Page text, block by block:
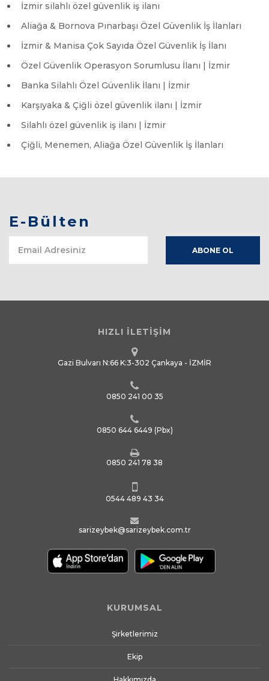
İzmir silahlı özel güvenlik iş ilanı
Aliağa & Bornova Pınarbaşı Özel Güvenlik İş İlanları
İzmir & Manisa Çok Sayıda Özel Güvenlik İş İlanı
Özel Güvenlik Operasyon Sorumlusu İlanı | İzmir
Banka Silahlı Özel Güvenlik İlanı | İzmir
Karşıyaka & Çiğli özel güvenlik ilanı | İzmir
Silahlı özel güvenlik iş ilanı | İzmir
Çiğli, Menemen, Aliağa Özel Güvenlik İş İlanları
E-Bülten
HIZLI İLETİŞİM
Gazi Bulvarı N:66 K:3-302 Çankaya - İZMİR
0850 241 00 35
0850 644 6449 (Pbx)
0850 241 78 38
0544 489 43 34
sarizeybek@sarizeybek.com.tr
KURUMSAL
Şirketlerimiz
Ekip
Hakkımızda